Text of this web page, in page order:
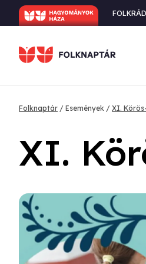
Ugrás
a
Morzsa
Folknaptár Események XI.
XI.